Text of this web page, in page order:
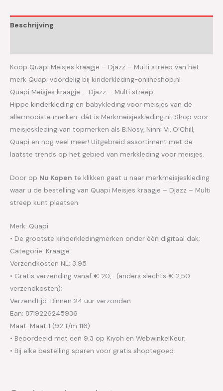
Beschrijving
Koop Quapi Meisjes kraagje – Djazz – Multi streep van het
merk Quapi voordelig bij kinderkleding-onlineshop.nl
Quapi Meisjes kraagje – Djazz – Multi streep
Hippe kinderkleding en babykleding voor meisjes van de
allermooiste merken: dát is Merkmeisjeskleding.nl. Shop voor
meisjeskleding van topmerken als B.Nosy, Ninni Vi, O’Chill,
Quapi en nog veel meer! Uitgebreid assortiment met de
laatste trends op het gebied van merkkleding voor meisjes.
Door op Nu Kopen te klikken gaat u naar merkmeisjeskleding
waar u de bestelling van Quapi Meisjes kraagje – Djazz – Multi
streep kunt plaatsen.
Merk: Quapi
• De grootste kinderkledingmerken onder één digitaal dak;
Categorie: Kraagje
Verzendkosten NL: 3.95
• Gratis verzending vanaf € 20,- (anders slechts € 2,50
verzendkosten);
Verzendtijd: Binnen 24 uur verzonden
Ean: 8719226245936
Maat: Maat 1 (92 t/m 116)
• Beoordeeld met een 9.3 op Kiyoh en WebwinkelKeur;
• Bij elke bestelling sparen voor gratis shoptegoed.